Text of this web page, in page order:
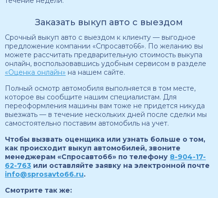
Заказать выкуп авто с выездом
Срочный выкуп авто с выездом к клиенту — выгодное
предложение компании «Спросавто66». По желанию вы
можете рассчитать предварительную стоимость выкупа
онлайн, воспользовавшись удобным сервисом в разделе
«Оценка онлайн» на нашем сайте.
Полный осмотр автомобиля выполняется в том месте,
которое вы сообщите нашим специалистам. Для
переоформления машины вам тоже не придется никуда
выезжать — в течение нескольких дней после сделки мы
самостоятельно поставим автомобиль на учет.
Чтобы вызвать оценщика или узнать больше о том,
как происходит выкуп автомобилей, звоните
менеджерам «Спросавто66» по телефону 8-904-17-
62-763 или оставляйте заявку на электронной почте
info@sprosavto66.ru.
Смотрите так же: